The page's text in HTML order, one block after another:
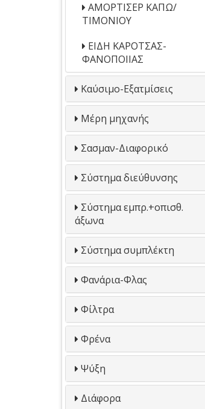
ΑΜΟΡΤΙΣΕΡ ΚΑΠΩ/
ΤΙΜΟΝΙΟΥ
ΕΙΔΗ ΚΑΡΟΤΣΑΣ-
ΦΑΝΟΠΟΙΙΑΣ
Καύσιμο-Εξατμίσεις
Μέρη μηχανής
Σασμαν-Διαφορικό
Σύστημα διεύθυνσης
Σύστημα εμπρ.+οπισθ.
άξωνα
Σύστημα συμπλέκτη
Φανάρια-Φλας
Φίλτρα
Φρένα
Ψύξη
Διάφορα